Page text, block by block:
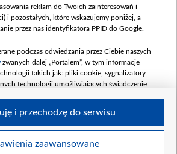
900 000 000,00 PLN
umowy: LUTY 2026 (wpłata
mln, 7 maja 180 mln, 8
mln)
250 000 000,00 PLN
250 mln
reklam do Twoich zainteresowań i
i pozostałych, które wskazujemy poniżej, a
przez nas identyfikatora PPID do Google.
podczas odwiedzania przez Ciebie naszych
zwanych dalej „Portalem”, w tym informacje
takich jak: pliki cookie, sygnalizatory
technologii umożliwiających świadczenie
podczas odwiedzania przez Ciebie
zaawansowane
i przechodzę do serwisu